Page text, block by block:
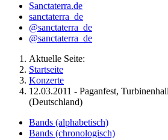
Sanctaterra.de
sanctaterra_de
@sanctaterra_de
@sanctaterra_de
Aktuelle Seite:
Startseite
Konzerte
12.03.2011 - Paganfest,
(Deutschland)
Bands (alphabetisch)
Bands (chronologisch)